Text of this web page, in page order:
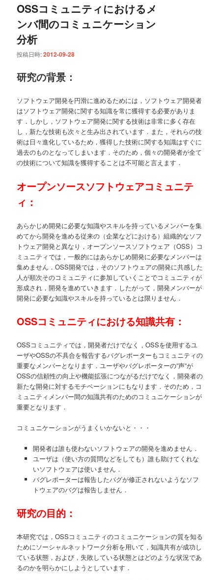
OSSコミュニティにおけるメ
ンバ間のコミュニケーション
分析
投稿日時:2012-09-28
研究の背景：
ソフトウェア開発を円滑に進めるためには，ソフトウェア開発者
はソフトウェア開発に関する知識を常に獲得する必要がありま
す．しかし，ソフトウェア開発に関する技術は非常に多く存在
し，新たな技術も次々と生み出されています．また，それらの技
術は日々進化しているため，獲得した技術に関する知識はすぐに
過去のものとなってしまいます．そのため，個々の開発者が全て
の技術について知識を獲得することは不可能と言えます．
オープンソースソフトウェアコミュニテ
ィ：
あらかじめ開発に必要な知識やスキルを持っているメンバーを集
めてから開発を進める従来の（企業などにおける）組織的なソフ
トウェア開発と異なり，オープンソースソフトウェア（OSS）コ
ミュニティでは，一般的にはあらかじめ開発に必要なメンバーは
集めません．OSS開発では，そのソフトウェアの開発に共感した
人が順次そのコミュニティに参加していくことでコミュニティが
形成され，開発を進めていきます．したがって，開発メンバーが
開発に必要な知識やスキルを持っているとは限りません．
OSSコミュニティにおける知識共有：
OSSコミュニティでは，開発者だけでなく，OSSを使用するユ
ーザやOSSの不具合を報告するバグレポーターもコミュニティの
重要なメンバーとなります．ユーザやバグレポーターの”声”が
OSSの信頼性の向上や機能拡張につながるだけでなく，開発者の
新たな開発に対するモチベーションにもなります．そのため，コ
ミュニティメンバー間の知識共有のためのコミュニケーションが
重要となります．
コミュニケーションがうまくいかないと・・・
開発者は誰も使わないソフトウェアの開発を進めません．
ユーザは（使い方の質問などをしても）誰も助けてくれな
いソフトウェアは使いません．
バグレポーターは報告したバグが修正されないようなソフ
トウェアのバグは報告しません．
研究の目的：
本研究では，OSSコミュニティのコミュニケーションの質を知る
ためにソーシャルネットワーク分析を用いて，知識共有が成功し
ている状態，および，失敗している状態とはどのような状況であ
るのかを明らかにしようとしています．